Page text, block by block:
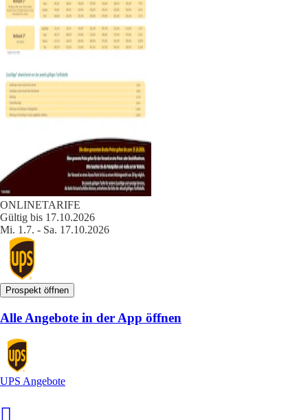
ONLINETARIFE
Gültig bis 17.10.2026
Mi. 1.7. - Sa. 17.10.2026
Prospekt öffnen
Alle Angebote in der App öffnen
UPS Angebote